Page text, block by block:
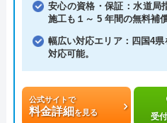
安心の資格・保証：水道局
施工も１～ 5 年間の無料補償
幅広い対応エリア：四国4
対応可能。
公式サイトで
料金詳細を見る 受